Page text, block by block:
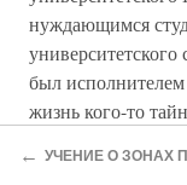
нуждающимся
был
жизнь кого-то
мало
← УЧЕНИЕ О ЗОНАХ